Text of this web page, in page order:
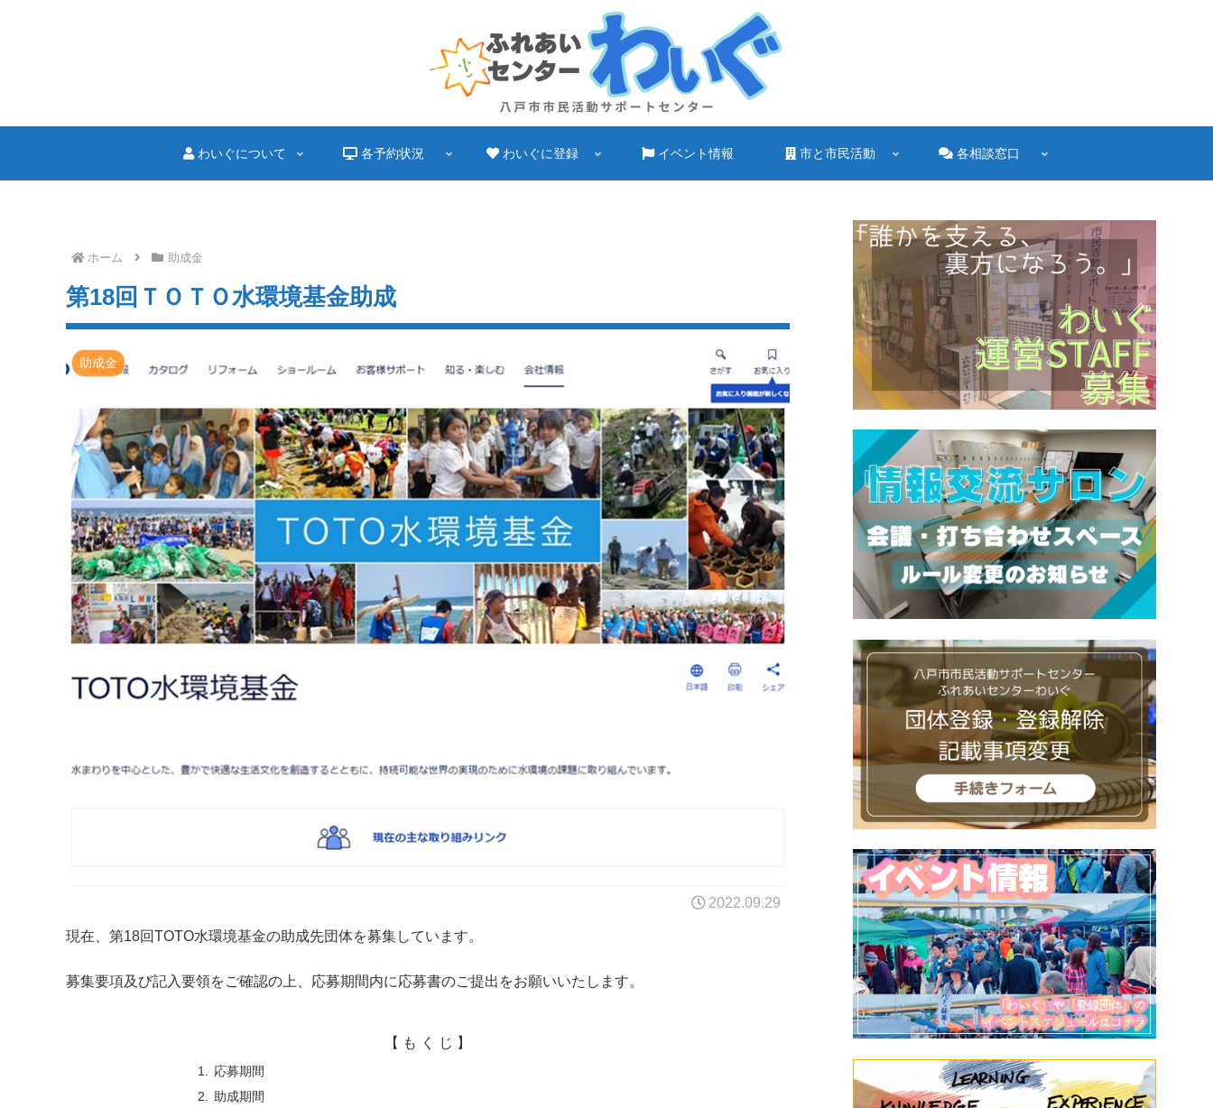
わいぐについて 各予約状況 わいぐに登録 イベント情報 市と市民活動 各相談窓口
ホーム 助成金
第18回ＴＯＴＯ水環境基金助成
助成金
2022.09.29
現在、第18回TOTO水環境基金の助成先団体を募集しています。
募集要項及び記入要領をご確認の上、応募期間内に応募書のご提出をお願いいたします。
【 も く じ 】
応募期間
助成期間